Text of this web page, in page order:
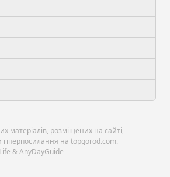
матеріалів, розміщених на сайті,
гіперпосилання на topgorod.com.
&AnyDayGuide